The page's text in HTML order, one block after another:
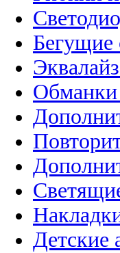
Бегущие
Обманки
Детские